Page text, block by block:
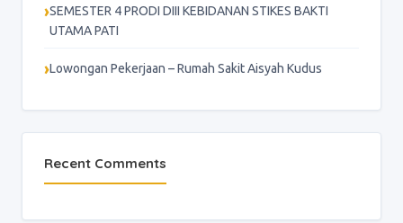
SEMESTER 4 PRODI DIII KEBIDANAN STIKES BAKTI
UTAMA PATI
Lowongan Pekerjaan – Rumah Sakit Aisyah Kudus
Recent Comments